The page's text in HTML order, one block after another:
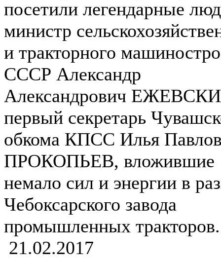
посетили легендарные
министр
и тракторного
СССР Александр
Александрович
первый секретарь
обкома КПСС Илья
ПРОКОПЬЕВ, вложившие
немало сил и энергии в
Чебоксарского завода
промышленных тракторов.
21.02.2017